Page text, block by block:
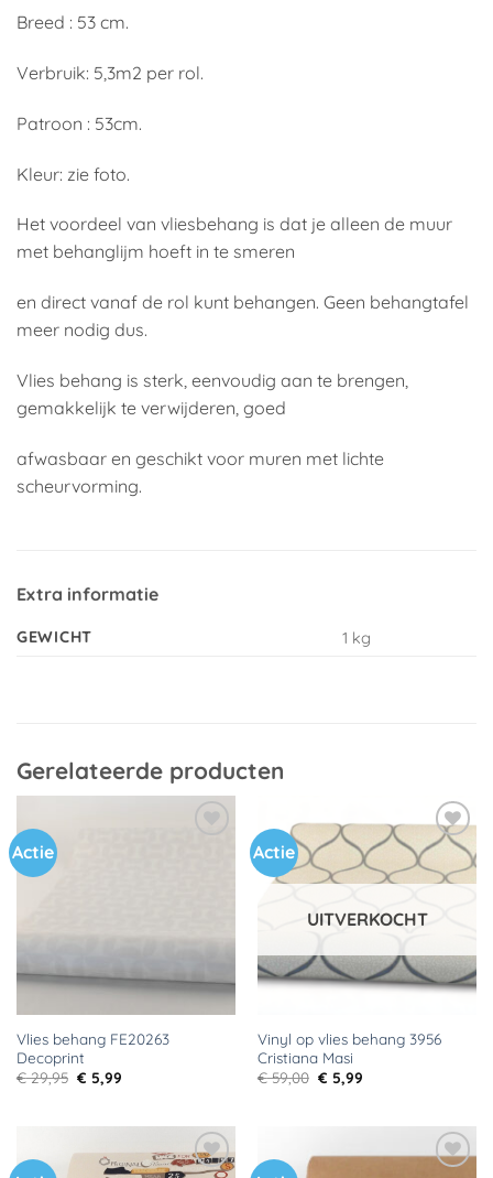
Breed : 53 cm.
Verbruik: 5,3m2 per rol.
Patroon : 53cm.
Kleur: zie foto.
Het voordeel van vliesbehang is dat je alleen de muur
met behanglijm hoeft in te smeren
en direct vanaf de rol kunt behangen. Geen behangtafel
meer nodig dus.
Vlies behang is sterk, eenvoudig aan te brengen,
gemakkelijk te verwijderen, goed
afwasbaar en geschikt voor muren met lichte
scheurvorming.
Extra informatie
GEWICHT 1 kg
Gerelateerde producten
Actie
Vlies behang FE20263
Decoprint
€29,95 Oorspronkelijke
prijs
€ 5,99Huidige
Actie
Toevoegen
aan
verlanglijst
UITVERKOCHT
Vinyl op vlies behang 3956
Cristiana Masi
€59,00 Oorspronkelijke
prijs
€ 5,99Huidige